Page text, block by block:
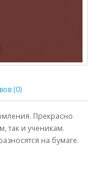
(0)
Прекрасно
так и ученикам.
на бумаге.